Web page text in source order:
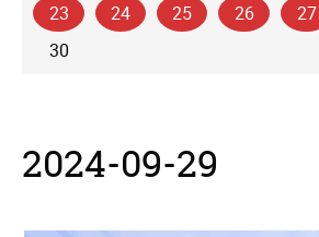
23
24 25 26 27
30
2024-09-29